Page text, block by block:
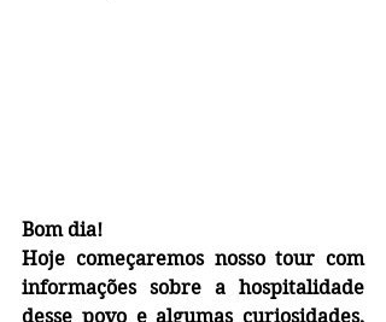
Bom dia!
Hoje começaremos nosso tour com
informações sobre a hospitalidade
desse povo e algumas curiosidades,